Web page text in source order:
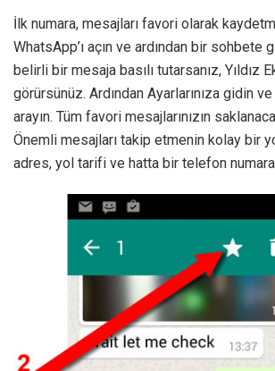
İlk numara, mesajları favori olarak
WhatsApp’ı açın ve ardından bir sohbete
belirli bir mesaja basılı tutarsanız, Yıldız
görürsünüz. Ardından Ayarlarınıza gidin ve
arayın. Tüm favori mesajlarınızın
Önemli mesajları takip etmenin kolay bir
adres, yol tarifi ve hatta bir telefon